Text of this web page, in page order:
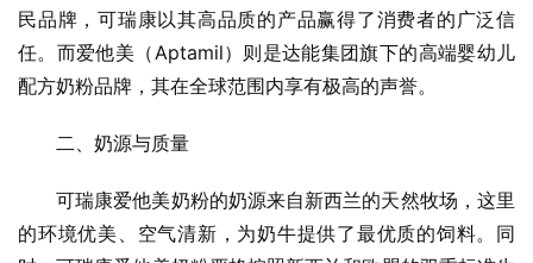
民品牌，可瑞康以其高品质的产品赢得了消费者的广泛信
任。而爱他美（Aptamil）则是达能集团旗下的高端婴幼儿
配方奶粉品牌，其在全球范围内享有极高的声誉。
二、奶源与质量
可瑞康爱他美奶粉的奶源来自新西兰的天然牧场，这里
的环境优美、空气清新，为奶牛提供了最优质的饲料。同